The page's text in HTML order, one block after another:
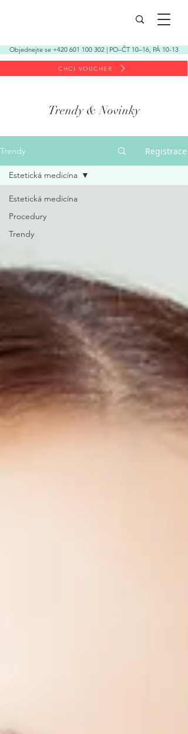
CHCI VOUCHER
Objednejte se +420 601 100 302 | PO–ČT 10–16, PÁ 10-13
Trendy & Novinky
Trendy Registrace
Estetická medicína
Procedury
Trendy
Estetická medicína